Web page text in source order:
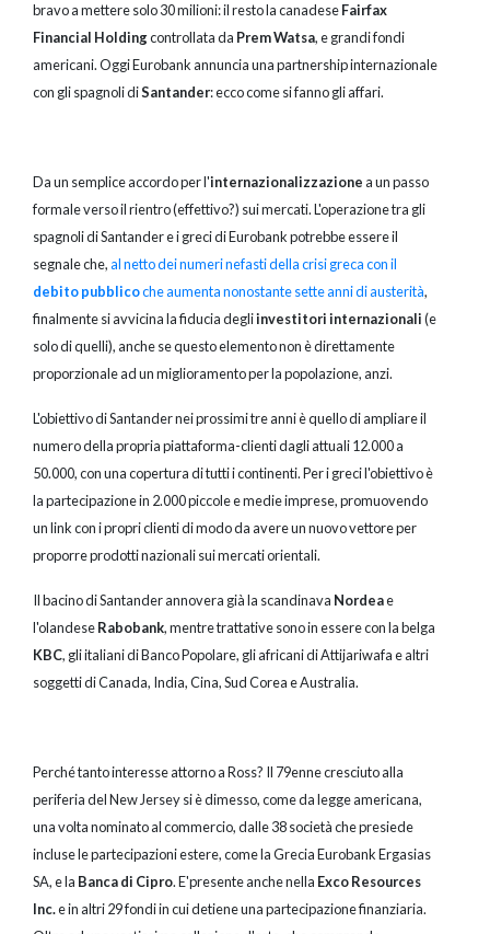
bravo a mettere solo 30 milioni: il resto la canadeseFairfax
Financial Holdingcontrollata da Prem Watsa, e grandi fondi
americani. Oggi Eurobank annuncia una partnership internazionale
con gli spagnoli diSantander: ecco come si fanno gli affari.
Da un semplice accordo per l'internazionalizzazionea un passo
formale verso il rientro (effettivo?) sui mercati. L'operazione tra gli
spagnoli di Santander e i greci di Eurobank potrebbe essere il
segnale che,al netto dei numeri nefasti della crisi greca con il
debito pubblicoche aumenta nonostante sette anni di austerità,
finalmente si avvicina la fiducia degliinvestitori internazionali(e
solo di quelli), anche se questo elemento non è direttamente
proporzionale ad un miglioramento per la popolazione, anzi.
L'obiettivo di Santander nei prossimi tre anni è quello di ampliare il
numero della propria piattaforma-clienti dagli attuali 12.000 a
50.000, con una copertura di tutti i continenti. Per i greci l'obiettivo è
la partecipazione in 2.000 piccole e medie imprese, promuovendo
un link con i propri clienti di modo da avere un nuovo vettore per
proporre prodotti nazionali sui mercati orientali.
Il bacino di Santander annovera già la scandinava Nordeae
l'olandeseRabobank, mentre trattative sono in essere con la belga
KBC, gli italiani di Banco Popolare, gli africani di Attijariwafa e altri
soggetti di Canada, India, Cina, Sud Corea e Australia.
Perché tanto interesse attorno a Ross? Il 79enne cresciuto alla
periferia del New Jersey si è dimesso, come da legge americana,
una volta nominato al commercio, dalle 38 società che presiede
incluse le partecipazioni estere, come la Grecia Eurobank Ergasias
SA, e la Banca di Cipro. E'presente anche nella Exco Resources
Inc.e in altri 29 fondi in cui detiene una partecipazione finanziaria.